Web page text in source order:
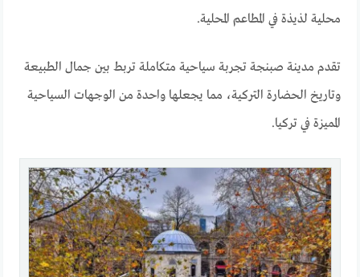
محلية لذيذة في المطاعم المحلية.
تقدم مدينة صبنجة تجربة سياحية متكاملة تربط بين جمال الطبيعة
وتاريخ الحضارة التركية، مما يجعلها واحدة من الوجهات السياحية
المميزة في تركيا.